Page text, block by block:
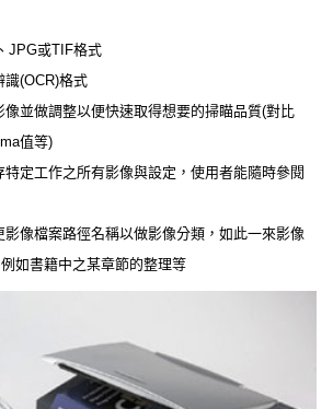
JPG或TIF格式
(OCR)格式
並做調整以便快速取得想要的掃瞄品質(對比
值等)
定工作之所有影像與設定，使用者能隨時參閱
像檔案路徑名稱以做影像分類，如此一來影像
如書籍中之某章節的整理等